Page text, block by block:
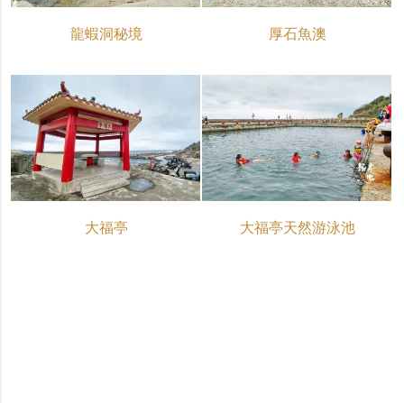
龍蝦洞秘境 厚石魚澳
大福亭 大福亭天然游泳池